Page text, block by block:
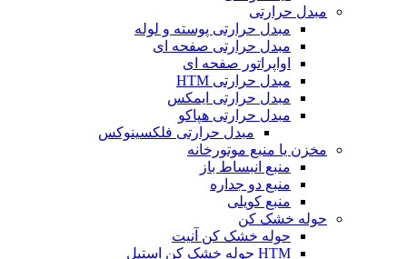
مبدل حرارتی
مبدل حرارتی پوسته و لوله
مبدل حرارتی صفحه ای
اواپراتور صفحه ای
مبدل حرارتی HTM
مبدل حرارتی ایمکس
مبدل حرارتی هپاکو
مبدل حرارتی فلکسینوکس
مخزن یا منبع موتورخانه
منبع انبساط باز
منبع دو جداره
منبع کویلی
حوله خشک کن
حوله خشک کن آنیت
HTM حوله خشک کن استیل